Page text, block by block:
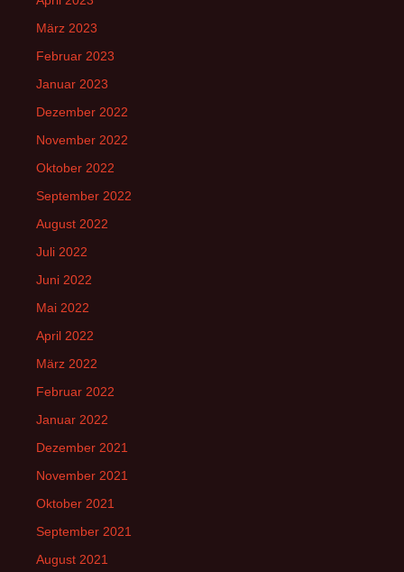
März 2023
Februar 2023
Januar 2023
Dezember 2022
November 2022
Oktober 2022
September 2022
August 2022
Juli 2022
Juni 2022
Mai 2022
April 2022
März 2022
Februar 2022
Januar 2022
Dezember 2021
November 2021
Oktober 2021
September 2021
August 2021